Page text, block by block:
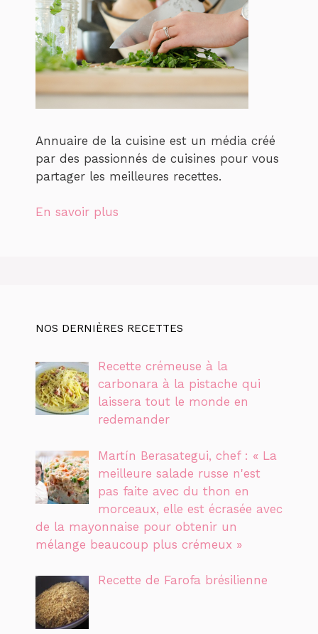
Annuaire de la cuisine est un média créé
par des passionnés de cuisines pour vous
partager les meilleures recettes.
En savoir plus
NOS DERNIÈRES RECETTES
Recette crémeuse à la
carbonara à la pistache qui
laissera tout le monde en
redemander
Martín Berasategui, chef : « La
meilleure salade russe n'est
pas faite avec du thon en
morceaux, elle est écrasée avec
de la mayonnaise pour obtenir un
mélange beaucoup plus crémeux »
Recette de Farofa brésilienne